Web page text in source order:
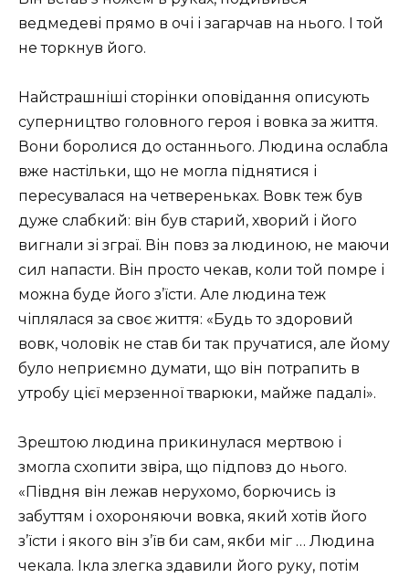
ведмедеві прямо в очі і загарчав на нього. І той
не торкнув його.
Найстрашніші сторінки оповідання описують
суперництво головного героя і вовка за життя.
Вони боролися до останнього. Людина ослабла
вже настільки, що не могла піднятися і
пересувалася на четвереньках. Вовк теж був
дуже слабкий: він був старий, хворий і його
вигнали зі зграї. Він повз за людиною, не маючи
сил напасти. Він просто чекав, коли той помре і
можна буде його з’їсти. Але людина теж
чіплялася за своє життя: «Будь то здоровий
вовк, чоловік не став би так пручатися, але йому
було неприємно думати, що він потрапить в
утробу цієї мерзенної тварюки, майже падалі».
Зрештою людина прикинулася мертвою і
змогла схопити звіра, що підповз до нього.
«Півдня він лежав нерухомо, борючись із
забуттям і охороняючи вовка, який хотів його
з’їсти і якого він з’їв би сам, якби міг … Людина
чекала. Ікла злегка здавили його руку, потім